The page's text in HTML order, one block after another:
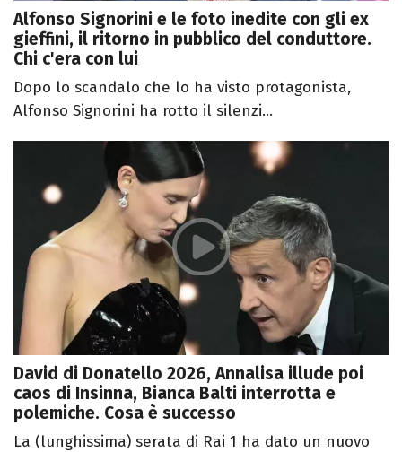
Alfonso Signorini e le foto inedite con gli ex
gieffini, il ritorno in pubblico del conduttore.
Chi c'era con lui
Dopo lo scandalo che lo ha visto protagonista,
Alfonso Signorini ha rotto il silenzi...
David di Donatello 2026, Annalisa illude poi
caos di Insinna, Bianca Balti interrotta e
polemiche. Cosa è successo
La (lunghissima) serata di Rai 1 ha dato un nuovo